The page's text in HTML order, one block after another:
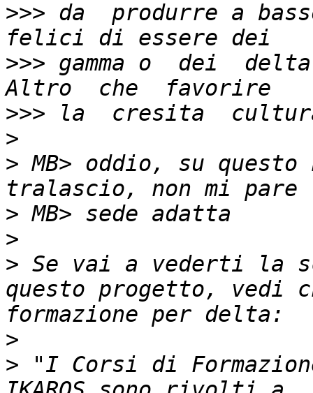
>>> da  produrre a
>>> gamma o  dei
>>>
>
> MB> oddio, su questo
>
>
> Se vai a vederti la
questo progetto, vedi
>
> "I Corsi di